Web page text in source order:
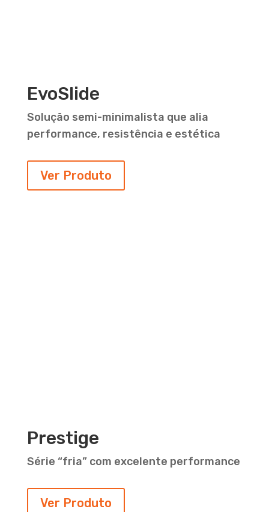
EvoSlide
Solução semi-minimalista que alia
performance, resistência e estética
Ver Produto
Prestige
Série “fria” com excelente performance
Ver Produto